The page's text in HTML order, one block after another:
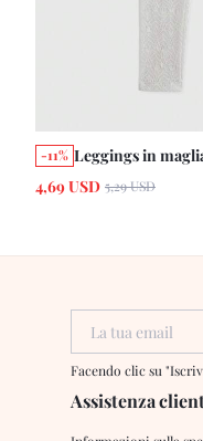
-11% Leggings in
traforato per
4,69 USD 5,29 USD
La tua email
Facendo clic su
Assistenza